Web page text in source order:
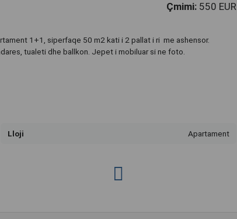
Çmimi: 550 EUR
1+1, siperfaqe 50 m2 kati i 2 pallat i ri me ashensor.
tualeti dhe ballkon. Jepet i mobiluar si ne foto.
Lloji Apartament